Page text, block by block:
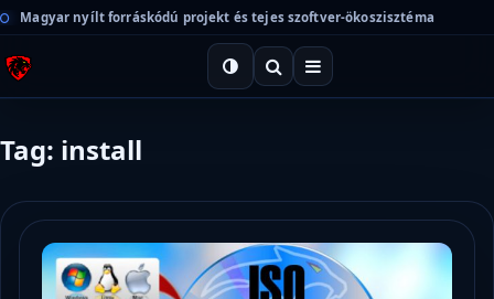
Magyar nyílt forráskódú projekt és tejes szoftver-ökoszisztéma
Tag: install